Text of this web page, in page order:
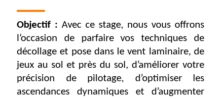
Objectif : Avec ce stage, nous vous offrons
l’occasion de parfaire vos techniques de
décollage et pose dans le vent laminaire, de
jeux au sol et près du sol, d’améliorer votre
précision de pilotage, d’optimiser les
ascendances dynamiques et d’augmenter